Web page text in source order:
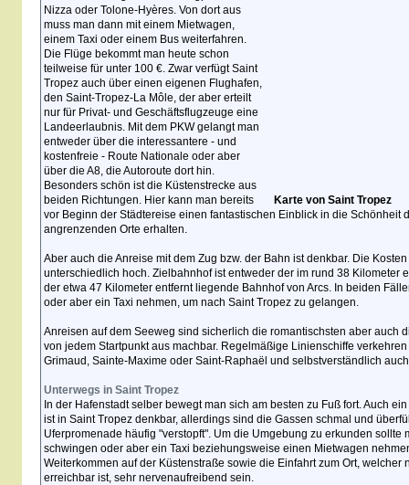
Karte von Saint Tropez
Nizza oder Tolone-Hyères. Von dort aus
muss man dann mit einem Mietwagen,
einem Taxi oder einem Bus weiterfahren.
Die Flüge bekommt man heute schon
teilweise für unter 100 €. Zwar verfügt Saint
Tropez auch über einen eigenen Flughafen,
den Saint-Tropez-La Môle, der aber erteilt
nur für Privat- und Geschäftsflugzeuge eine
Landeerlaubnis. Mit dem PKW gelangt man
entweder über die interessantere - und
kostenfreie - Route Nationale oder aber
über die A8, die Autoroute dort hin.
Besonders schön ist die Küstenstrecke aus
beiden Richtungen. Hier kann man bereits
vor Beginn der Städtereise einen fantastischen Einblick in die Schönheit
angrenzenden Orte erhalten.
Aber auch die Anreise mit dem Zug bzw. der Bahn ist denkbar. Die
unterschiedlich hoch. Zielbahnhof ist entweder der im rund 38 Kilometer
der etwa 47 Kilometer entfernt liegende Bahnhof von Arcs. In beiden
oder aber ein Taxi nehmen, um nach Saint Tropez zu gelangen.
Anreisen auf dem Seeweg sind sicherlich die romantischsten aber auch
von jedem Startpunkt aus machbar. Regelmäßige Linienschiffe
Grimaud, Sainte-Maxime oder Saint-Raphaël und selbstverständlich
Unterwegs in Saint Tropez
In der Hafenstadt selber bewegt man sich am besten zu Fuß fort. Auch
ist in Saint Tropez denkbar, allerdings sind die Gassen schmal und
Uferpromenade häufig "verstopft". Um die Umgebung zu erkunden sollte
schwingen oder aber ein Taxi beziehungsweise einen Mietwagen
Weiterkommen auf der Küstenstraße sowie die Einfahrt zum Ort, welcher
erreichbar ist, sehr nervenaufreibend sein.